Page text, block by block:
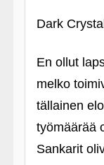
Dark Crystal
En ollut
melko
tällainen
työmäärää
Sankarit